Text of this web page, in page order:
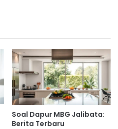
Soal Dapur MBG Jalibata:
Berita Terbaru